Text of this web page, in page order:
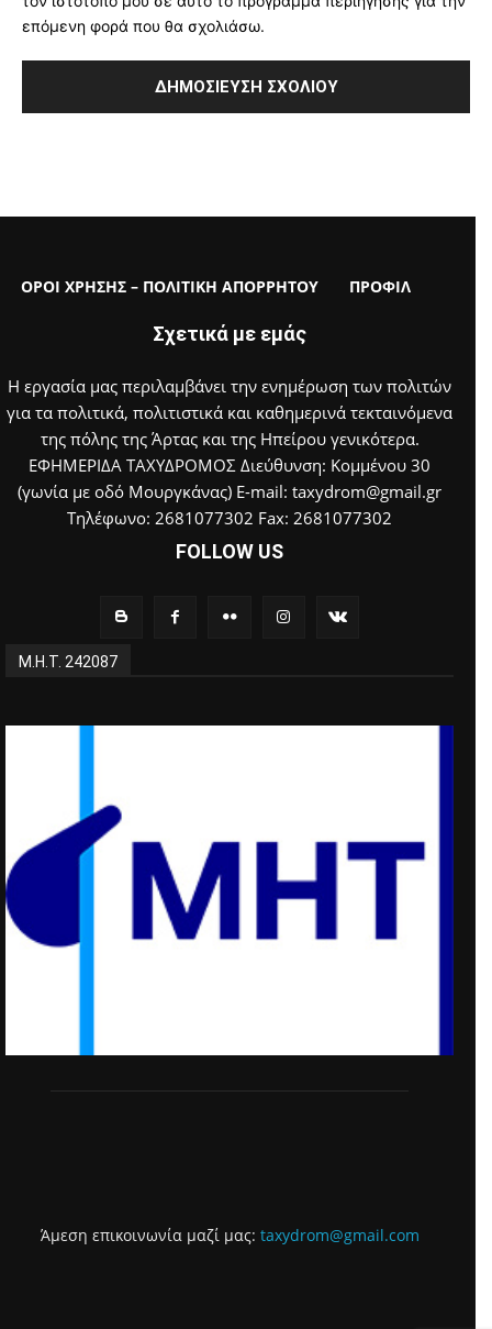
επόμενη φορά που θα σχολιάσω.
ΟΡΟΙ ΧΡΗΣΗΣ – ΠΟΛΙΤΙΚΗ ΑΠΟΡΡΗΤΟΥ ΠΡΟΦΙΛ
Σχετικά με εμάς
Η εργασία μας περιλαμβάνει την ενημέρωση των πολιτών
για τα πολιτικά, πολιτιστικά και καθημερινά τεκταινόμενα
της πόλης της Άρτας και της Ηπείρου γενικότερα.
ΕΦΗΜΕΡΙΔΑ ΤΑΧΥΔΡΟΜΟΣ Διεύθυνση: Κομμένου 30
(γωνία με οδό Μουργκάνας) E-mail: taxydrom@gmail.gr
Τηλέφωνο: 2681077302 Fax: 2681077302
FOLLOW US
Μ.Η.Τ. 242087
Άμεση επικοινωνία μαζί μας: taxydrom@gmail.com